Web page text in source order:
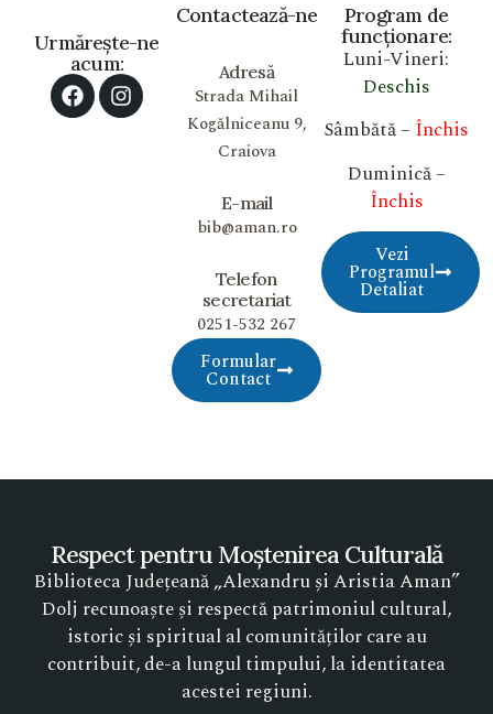
Program de
funcționare:
Luni-Vineri:
Deschis
Sâmbătă – Închis
Duminică –
Închis
Vezi
Programul
Detaliat
Contactează-ne
Adresă
Strada Mihail
Kogălniceanu 9,
Craiova
E-mail
bib@aman.ro
Telefon
secretariat
0251-532 267
Formular
Contact
Urmărește-ne
acum:
Respect pentru Moștenirea Culturală
Biblioteca Județeană „Alexandru și Aristia Aman”
Dolj recunoaște și respectă patrimoniul cultural,
istoric și spiritual al comunităților care au
contribuit, de-a lungul timpului, la identitatea
acestei regiuni.